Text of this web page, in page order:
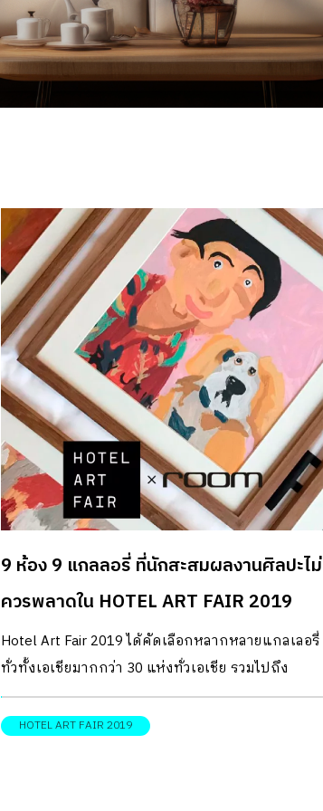
9 ห้อง 9 แกลลอรี่ ที่นักสะสมผลงานศิลปะไม่
ควรพลาดใน HOTEL ART FAIR 2019
Hotel Art Fair 2019 ได้คัดเลือกหลากหลายแกลเลอรี่
ทั่วทั้งเอเชียมากกว่า 30 แห่งทั่วเอเชีย รวมไปถึง
ศิลปินชั้นนำจากทั้งไทยและต่างประเทศมารวมกันไว้
มากที่สุด นี่คือ 9 ห้อง 9 แกลลอรี่ ที่ room ขอแนะนำ
HOTEL ART FAIR 2019